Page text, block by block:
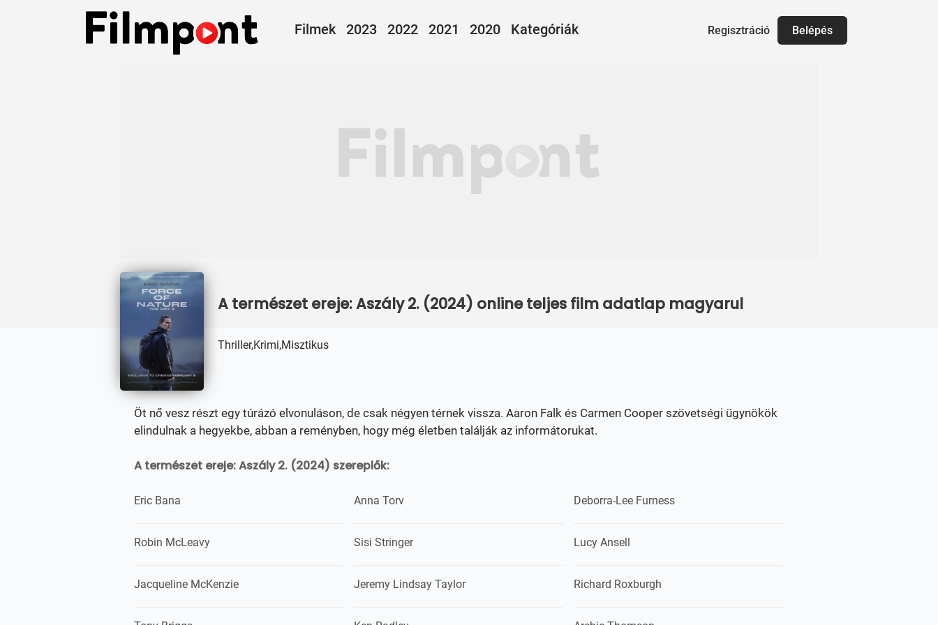
Filmek 2023 2022 2021 2020 Kategóriák Belépés
Regisztráció
A természet ereje: Aszály 2. (2024) online teljes film adatlap magyarul
Thriller,Krimi,Misztikus
Öt nő vesz részt egy túrázó elvonuláson, de csak négyen térnek vissza. Aaron Falk és Carmen Cooper szövetségi ügynökök
elindulnak a hegyekbe, abban a reményben, hogy még életben találják az informátorukat.
A természet ereje: Aszály 2. (2024) szereplők:
Eric Bana Anna Torv Deborra-Lee Furness
Robin McLeavy Sisi Stringer Lucy Ansell
Jacqueline McKenzie Jeremy Lindsay Taylor Richard Roxburgh